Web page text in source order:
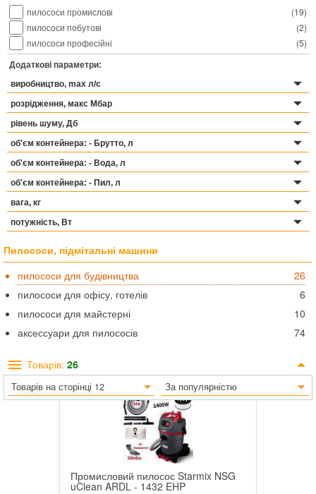
(19)
пилососи промислові
(2)
пилососи побутові
(5)
пилососи професійні
Додаткові параметри:
виробництво, max л/с
розрідження, макс Мбар
рівень шуму, Дб
об'єм контейнерa: - Брутто, л
об'єм контейнерa: - Вода, л
об'єм контейнерa: - Пил, л
вага, кг
потужність, Вт
Пилососи, підмітальні машини
26
пилососи для будівництва
6
пилососи для офісу, готелів
10
пилососи для майстерні
74
аксессуари для пилососів
Товарів: 26
Товарів на сторінці 12 За популярністю
Промисловий пилосос Starmix NSG
uClean ARDL - 1432 EHP